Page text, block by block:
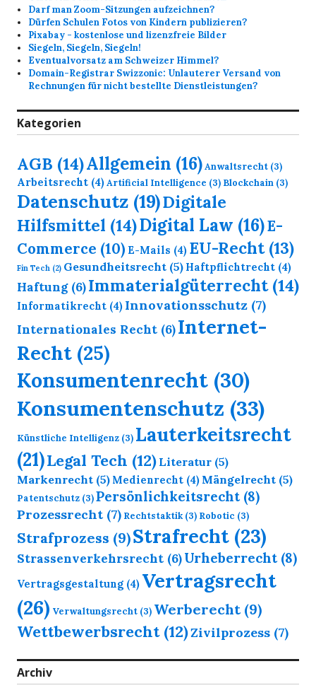
Darf man Zoom-Sitzungen aufzeichnen?
Dürfen Schulen Fotos von Kindern publizieren?
Pixabay - kostenlose und lizenzfreie Bilder
Siegeln, Siegeln, Siegeln!
Eventualvorsatz am Schweizer Himmel?
Domain-Registrar Swizzonic: Unlauterer Versand von
Rechnungen für nicht bestellte Dienstleistungen?
Kategorien
AGB (14)Allgemein (16)Anwaltsrecht (3)
Arbeitsrecht (4)Artificial Intelligence (3) Blockchain (3)
Datenschutz (19)Digitale
Hilfsmittel (14)Digital Law (16)E-
Commerce (10) E-Mails (4) EU-Recht(13)
Fin Tech (2) Gesundheitsrecht (5) Haftpflichtrecht (4)
Haftung(6)Immaterialgüterrecht(14)
Informatikrecht (4) Innovationsschutz (7)
Internationales Recht (6)Internet-
Recht (25)
Konsumentenrecht (30)
Konsumentenschutz (33)
Künstliche Intelligenz (3) Lauterkeitsrecht
(21)Legal Tech (12) Literatur (5)
Markenrecht (5) Medienrecht (4) Mängelrecht (5)
Patentschutz (3)Persönlichkeitsrecht(8)
Prozessrecht (7) Rechtstaktik(3) Robotic (3)
Strafprozess (9)Strafrecht (23)
Strassenverkehrsrecht (6)Urheberrecht(8)
Vertragsgestaltung (4) Vertragsrecht
(26) Verwaltungsrecht (3) Werberecht(9)
Wettbewerbsrecht(12)Zivilprozess (7)
Archiv